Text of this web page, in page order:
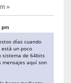
»
pm
días cuando
un poco
sistema de 64bits
aquí son